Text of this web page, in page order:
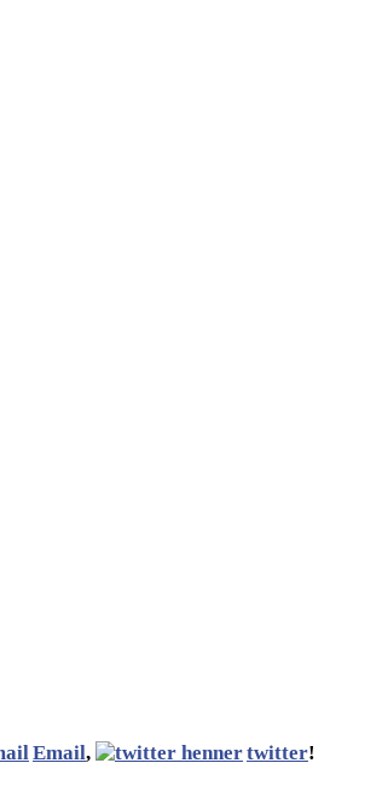
Email, twitter!